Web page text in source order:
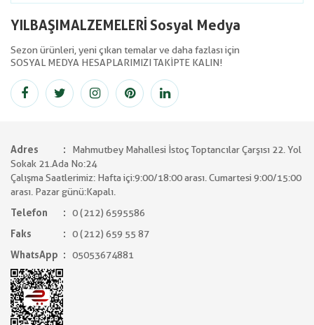
YILBAŞIMALZEMELERİ Sosyal Medya
Sezon ürünleri, yeni çıkan temalar ve daha fazlası için
SOSYAL MEDYA HESAPLARIMIZI TAKİPTE KALIN!
Adres
Mahmutbey Mahallesi İstoç Toptancılar Çarşısı 22. Yol
Sokak 21.Ada No:24
Çalışma Saatlerimiz: Hafta içi:9:00/18:00 arası. Cumartesi 9:00/15:00
arası. Pazar günü:Kapalı.
Telefon
0 (212) 6595586
Faks
0 (212) 659 55 87
WhatsApp
05053674881